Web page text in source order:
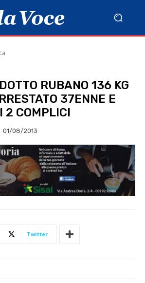
RUBANO 136 KG
37ENNE E
2 COMPLICI
01/08/2013
Twitter